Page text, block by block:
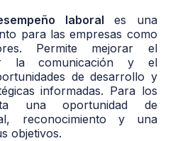
laboral es una
para las empresas como
Permite mejorar el
la comunicación y el
de desarrollo y
informadas. Para los
una oportunidad de
reconocimiento y una
objetivos.